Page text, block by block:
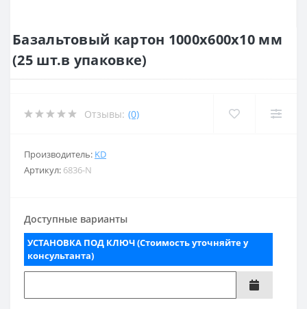
Базальтовый картон 1000х600х10 мм
(25 шт.в упаковке)
Отзывы: (0)
Производитель: KD
Артикул: 6836-N
Доступные варианты
УСТАНОВКА ПОД КЛЮЧ (Стоимость уточняйте у
консультанта)